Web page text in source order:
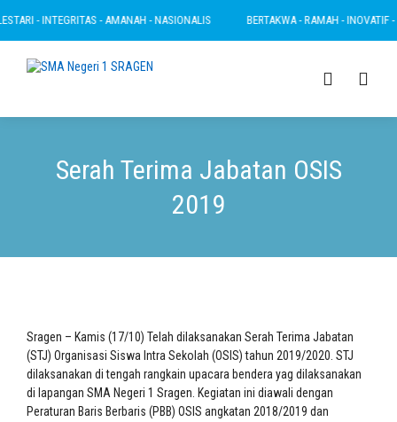
- INTEGRITAS - AMANAH - NASIONALIS BERTAKWA - RAMAH - INOVATIF -
Serah Terima Jabatan OSIS
2019
Sragen – Kamis (17/10) Telah dilaksanakan Serah Terima Jabatan
(STJ) Organisasi Siswa Intra Sekolah (OSIS) tahun 2019/2020. STJ
dilaksanakan di tengah rangkain upacara bendera yag dilaksanakan
di lapangan SMA Negeri 1 Sragen. Kegiatan ini diawali dengan
Peraturan Baris Berbaris (PBB) OSIS angkatan 2018/2019 dan